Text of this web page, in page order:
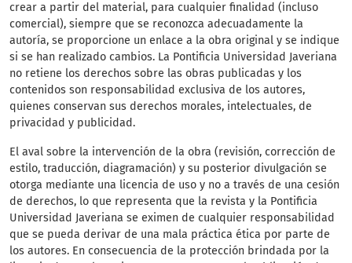
crear a partir del material, para cualquier finalidad (incluso
comercial), siempre que se reconozca adecuadamente la
autoría, se proporcione un enlace a la obra original y se indique
si se han realizado cambios. La Pontificia Universidad Javeriana
no retiene los derechos sobre las obras publicadas y los
contenidos son responsabilidad exclusiva de los autores,
quienes conservan sus derechos morales, intelectuales, de
privacidad y publicidad.
El aval sobre la intervención de la obra (revisión, corrección de
estilo, traducción, diagramación) y su posterior divulgación se
otorga mediante una licencia de uso y no a través de una cesión
de derechos, lo que representa que la revista y la Pontificia
Universidad Javeriana se eximen de cualquier responsabilidad
que se pueda derivar de una mala práctica ética por parte de
los autores. En consecuencia de la protección brindada por la